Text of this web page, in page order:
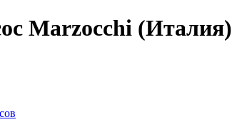
Marzocchi (Италия)